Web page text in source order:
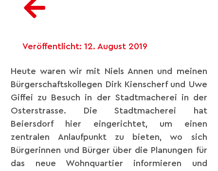
Veröffentlicht: 12. August 2019
Heute waren wir mit Niels Annen und meinen
Bürgerschaftskollegen Dirk Kienscherf und Uwe
Giffei zu Besuch in der Stadtmacherei in der
Osterstrasse. Die Stadtmacherei hat
Beiersdorf hier eingerichtet, um einen
zentralen Anlaufpunkt zu bieten, wo sich
Bürgerinnen und Bürger über die Planungen für
das neue Wohnquartier informieren und